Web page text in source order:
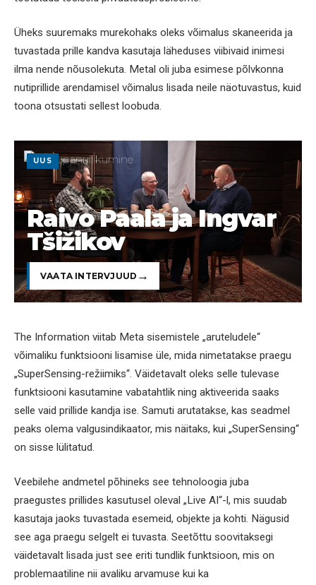
Üheks suuremaks murekohaks oleks võimalus skaneerida ja
tuvastada prille kandva kasutaja läheduses viibivaid inimesi
ilma nende nõusolekuta. Metal oli juba esimese põlvkonna
nutiprillide arendamisel võimalus lisada neile näotuvastus, kuid
toona otsustati sellest loobuda.
UUS
Raivo Paala ja Ingvar
Tšižikov
VAATA INTERVJUUD
The Information viitab Meta sisemistele „aruteludele“
võimaliku funktsiooni lisamise üle, mida nimetatakse praegu
„SuperSensing-režiimiks“. Väidetavalt oleks selle tulevase
funktsiooni kasutamine vabatahtlik ning aktiveerida saaks
selle vaid prillide kandja ise. Samuti arutatakse, kas seadmel
peaks olema valgusindikaator, mis näitaks, kui „SuperSensing“
on sisse lülitatud.
Veebilehe andmetel põhineks see tehnoloogia juba
praegustes prillides kasutusel oleval „Live AI“-l, mis suudab
kasutaja jaoks tuvastada esemeid, objekte ja kohti. Nägusid
see aga praegu selgelt ei tuvasta. Seetõttu soovitaksegi
väidetavalt lisada just see eriti tundlik funktsioon, mis on
problemaatiline nii avaliku arvamuse kui ka